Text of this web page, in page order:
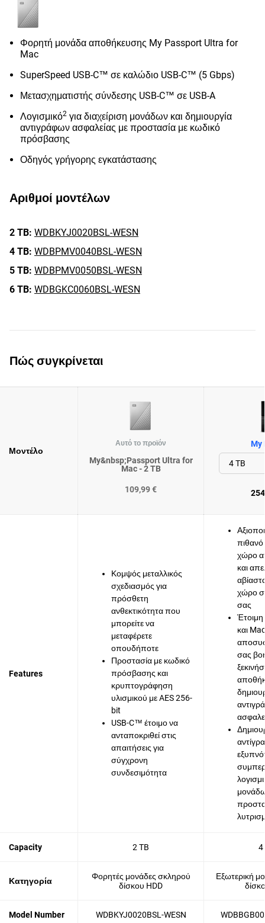
Φορητή μονάδα αποθήκευσης My Passport Ultra for
Mac
SuperSpeed USB-C™ σε καλώδιο USB-C™ (5 Gbps)
Μετασχηματιστής σύνδεσης USB-C™ σε USB-A
Λογισμικό2 για διαχείριση μονάδων και δημιουργία
αντιγράφων ασφαλείας με προστασία με κωδικό
πρόσβασης
Οδηγός γρήγορης εγκατάστασης
Αριθμοί μοντέλων
2 TB: WDBKYJ0020BSL-WESN
4 TB: WDBPMV0040BSL-WESN
5 TB: WDBPMV0050BSL-WESN
6 TB: WDBGKC0060BSL-WESN
Πώς συγκρίνεται
Μοντέλο
Αυτό το προϊόν
My&nbsp;Passport Ultra for
Mac - 2 TB
109,99 €
My
Features
Κομψός μεταλλικός
σχεδιασμός για
πρόσθετη
ανθεκτικότητα που
μπορείτε να
μεταφέρετε
οπουδήποτε
Προστασία με κωδικό
πρόσβασης και
κρυπτογράφηση
υλισμικού με AES 256-
bit
USB-C™ έτοιμο να
ανταποκριθεί στις
απαιτήσεις για
σύγχρονη
συνδεσιμότητα
χώρο
και
χώρο
σας
και
σας
Capacity 2 TB 4
Κατηγορία
Φορητές μονάδες σκληρού
δίσκου HDD
Εξωτερική
Model Number WDBKYJ0020BSL-WESN